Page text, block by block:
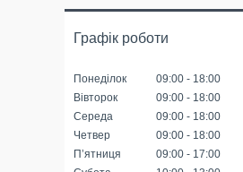
Графік роботи
Понеділок 09:00
18:00
Вівторок
09:00
18:00
Середа
09:00
18:00
Четвер
09:00
18:00
Пʼятниця
09:00
17:00